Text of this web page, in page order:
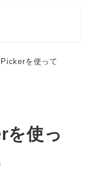
を使って
使っ